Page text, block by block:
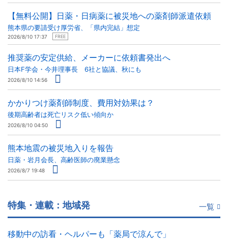
【無料公開】日薬・日病薬に被災地への薬剤師派遣依頼
熊本県の要請受け厚労省、「県内完結」想定
2026/8/10 17:37 FREE
推奨薬の安定供給、メーカーに依頼書発出へ
日本F学会・今井理事長 6社と協議、秋にも
2026/8/10 14:56
かかりつけ薬剤師制度、費用対効果は？
後期高齢者は死亡リスク低い傾向か
2026/8/10 04:50
熊本地震の被災地入りを報告
日薬・岩月会長、高齢医師の廃業懸念
2026/8/7 19:48
特集・連載：地域発 一覧
移動中の訪看・ヘルパーも「薬局で涼んで」